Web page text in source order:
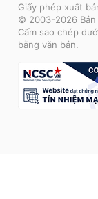
Giấy phép xuất
© 2003-2026 Bản
Cấm sao chép
bằng văn bản.